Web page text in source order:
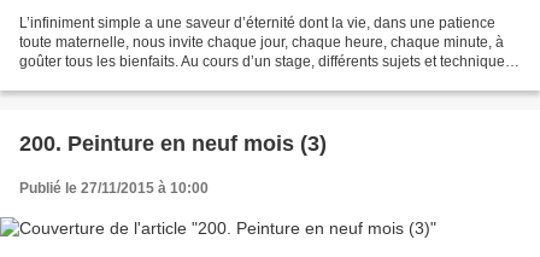
L’infiniment simple a une saveur d’éternité dont la vie, dans une patience
toute maternelle, nous invite chaque jour, chaque heure, chaque minute, à
goûter tous les bienfaits. Au cours d’un stage, différents sujets et techniques
200. Peinture en neuf mois (3)
Publié le 27/11/2015 à 10:00